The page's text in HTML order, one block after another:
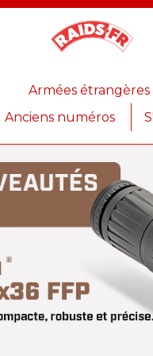
Armées étrangères
Anciens numéros